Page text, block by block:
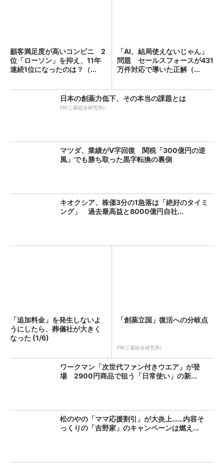
顧客満足度が高いコンビニ 2
位「ローソン」を抑え、11年
連続1位になったのは？（...
「AI、結局使えないじゃん」
問題 セールスフォースが431
万件対応で導いた正解（...
日本の創薬力低下、その本当の課題とは
PR(三菱総合研究所)
マツダ、業績がV字回復 関税「300億円の逆
風」でも勝ち取った黒字転換の裏側
キオクシア、株価3分の1急落は「絶好のタイミ
ング」 過去最高益と8000億円自社...
「追加料金」を発生しないよ
うにしたら、葬儀社が大きく
なった (1/6)
「創薬立国」復活への分岐点
PR(三菱総合研究所)
ワークマン「次世代ファン付きウエア」が登
場 2900円商品で狙う「日常使い」の新...
松のやの「ママ応援割引」が大炎上……内容そ
っくりの「吉野家」のキャンペーンは燃え...